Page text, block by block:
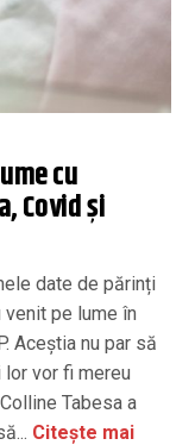
cu
Covid și
date de părinți
pe lume în
Aceștia nu par să
vor fi mereu
Tabesa a
Citește mai